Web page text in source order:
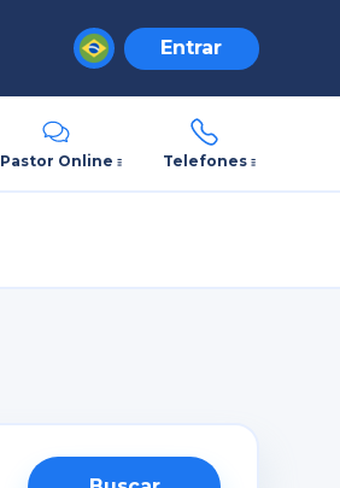
Entrar
Pastor Online Telefones